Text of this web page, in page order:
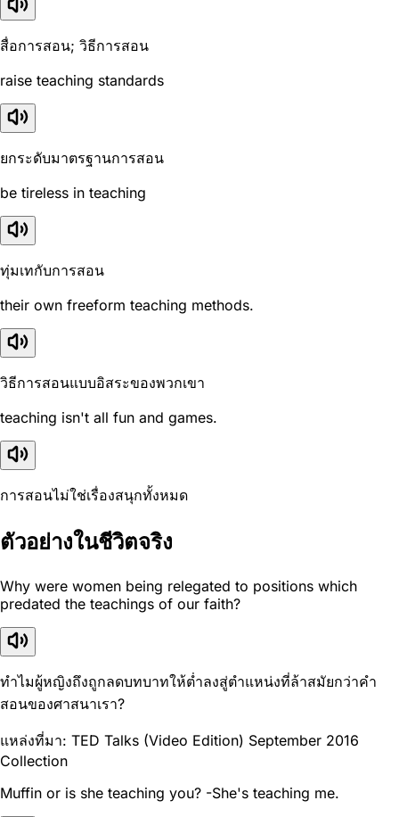
สื่อการสอน; วิธีการสอน
raise teaching standards
ยกระดับมาตรฐานการสอน
be tireless in teaching
ทุ่มเทกับการสอน
their own freeform teaching methods.
วิธีการสอนแบบอิสระของพวกเขา
teaching isn't all fun and games.
การสอนไม่ใช่เรื่องสนุกทั้งหมด
ตัวอย่างในชีวิตจริง
Why were women being relegated to positions which
predated the teachings of our faith?
ทำไมผู้หญิงถึงถูกลดบทบาทให้ต่ำลงสู่ตำแหน่งที่ล้าสมัยกว่าคำ
สอนของศาสนาเรา?
แหล่งที่มา: TED Talks (Video Edition) September 2016
Collection
Muffin or is she teaching you? -She's teaching me.